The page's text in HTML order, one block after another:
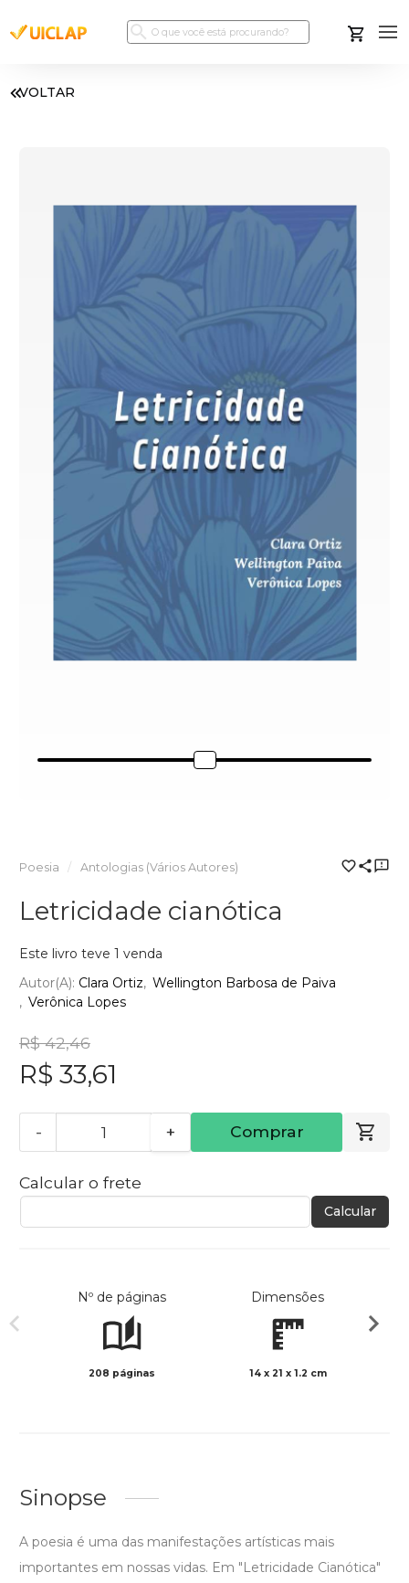
VOLTAR
Poesia Antologias (Vários Autores)
Letricidade cianótica
Este livro teve 1 venda
Autor(a): Clara Ortiz
Wellington Barbosa de Paiva
Verônica Lopes
R$ 42,46
R$ 33,61
- + Comprar
Calcular o frete
Calcular
Nº de páginas
208 páginas
Dimensões
14 x 21 x 1.2 cm
Sinopse
A poesia é uma das manifestações artísticas mais
importantes em nossas vidas. Em "Letricidade Cianótica"